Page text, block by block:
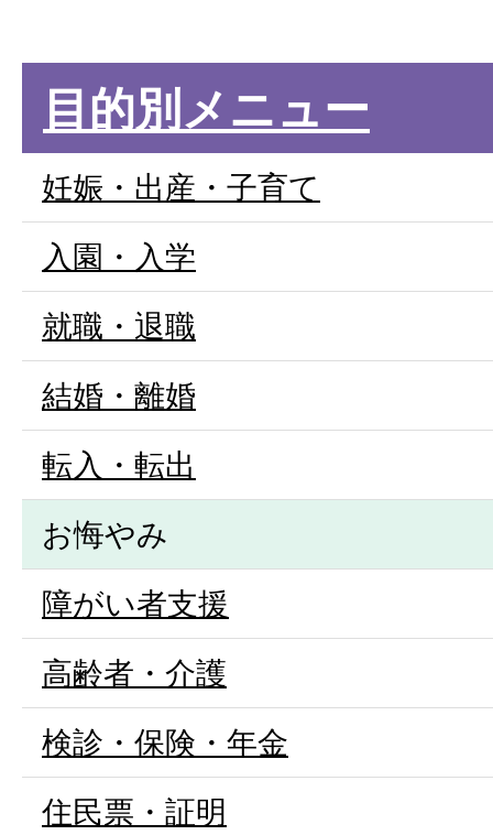
目的別メニュー
妊娠・出産・子育て
入園・入学
就職・退職
結婚・離婚
転入・転出
お悔やみ
障がい者支援
高齢者・介護
検診・保険・年金
住民票・証明